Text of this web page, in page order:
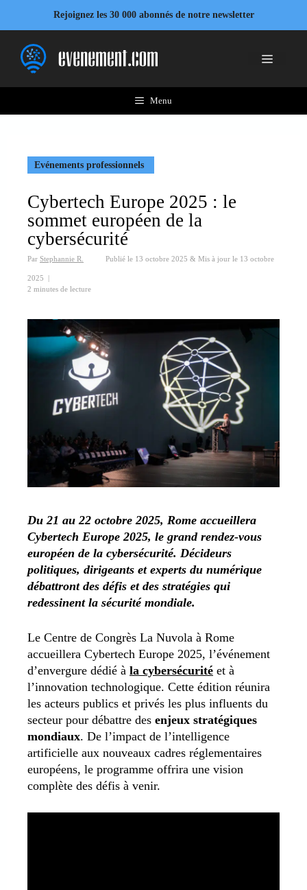
contenu
Rejoignez les 30 000 abonnés de notre newsletter
Menu
Menu
Evénements professionnels
Cybertech Europe 2025 : le
sommet européen de la
cybersécurité
Par Stephannie R. Publié le 13 octobre 2025 & Mis à jour le 13 octobre
2025 |
2 minutes de lecture
Du 21 au 22 octobre 2025, Rome accueillera
Cybertech Europe 2025, le grand rendez-vous
européen de la cybersécurité. Décideurs
politiques, dirigeants et experts du numérique
débattront des défis et des stratégies qui
redessinent la sécurité mondiale.
Le Centre de Congrès La Nuvola à Rome
accueillera Cybertech Europe 2025, l’événement
d’envergure dédié à la cybersécurité et à
l’innovation technologique. Cette édition réunira
les acteurs publics et privés les plus influents du
secteur pour débattre des enjeux stratégiques
mondiaux. De l’impact de l’intelligence
artificielle aux nouveaux cadres réglementaires
européens, le programme offrira une vision
complète des défis à venir.